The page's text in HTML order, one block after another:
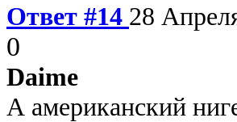
Ответ #14 28
0
Daime
А американский